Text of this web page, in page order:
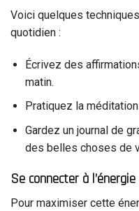
Voici quelques
quotidien :
Écrivez des
matin.
Pratiquez la
Gardez un journal de
des belles choses de
Se connecter à
Pour maximiser cette